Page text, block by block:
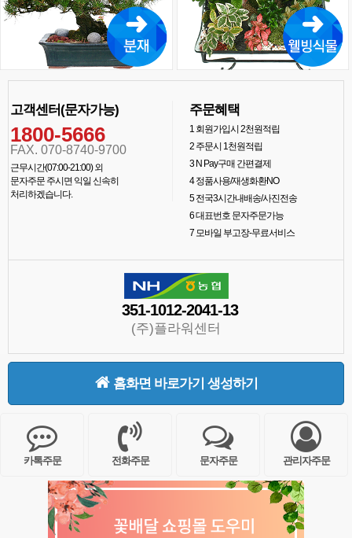
고객센터(문자가능)
1800-5666
FAX. 070-8740-9700
근무시간(07:00-21:00) 외
문자주문 주시면 익일 신속히
처리하겠습니다.
주문혜택
1회원가입시 2천원적립
2주문시 1천원적립
3N Pay구매 간편결제
4정품사용/재생화환NO
5전국3시간내배송/사진전송
6대표번호 문자주문가능
7모바일 부고장-무료서비스
351-1012-2041-13
(주)플라워센터
홈화면 바로가기 생성하기
카톡주문 전화주문 문자주문 관리자주문